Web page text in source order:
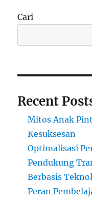
Cari
Recent
Mitos Anak
Kesuksesan
Optimalisasi
Pendukung
Berbasis
Peran